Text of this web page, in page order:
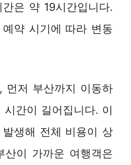
은 약 19시간입니다.
약 시기에 따라 변동
먼저 부산까지 이동하
간이 길어집니다. 이
생해 전체 비용이 상
이 가까운 여행객은